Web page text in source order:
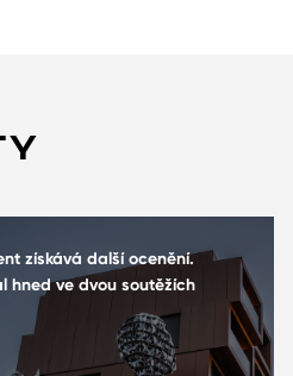
získává další ocenění.
hned ve dvou soutěžích